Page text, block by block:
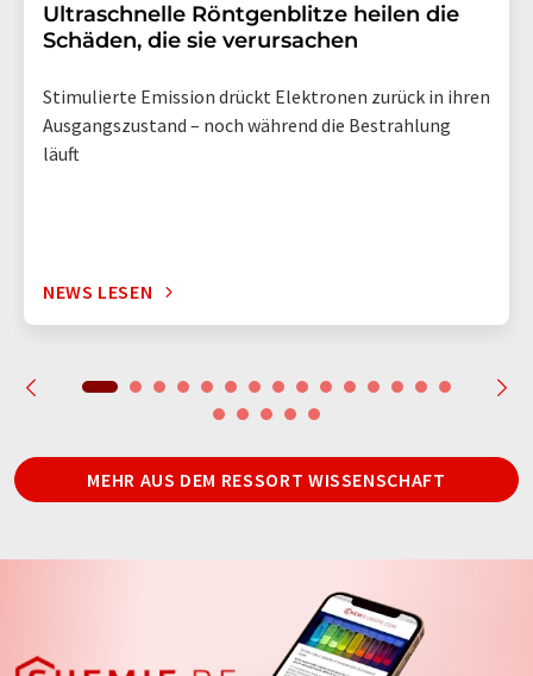
Ultraschnelle Röntgenblitze heilen die
Schäden, die sie verursachen
Stimulierte Emission drückt Elektronen zurück in ihren
Ausgangszustand – noch während die Bestrahlung
läuft
NEWS LESEN
MEHR AUS DEM RESSORT WISSENSCHAFT